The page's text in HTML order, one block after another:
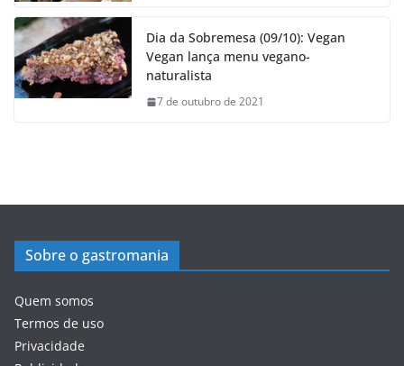
Dia da Sobremesa (09/10): Vegan
Vegan lança menu vegano-
naturalista
7 de outubro de 2021
Sobre o gastromania
Quem somos
Termos de uso
Privacidade